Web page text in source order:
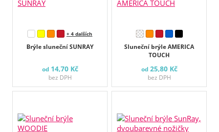
Brýle sluneční SUNRAY
+ 4 dalších
od 14,70 Kč
bez DPH
Sluneční brýle AMERICA
TOUCH
od 25,80 Kč
bez DPH